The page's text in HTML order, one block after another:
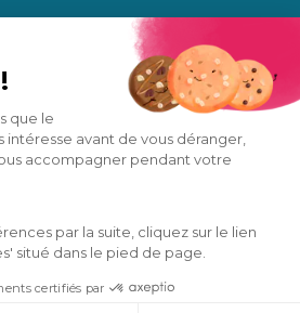
que le
avant de vous déranger,
accompagner pendant votre
par la suite, cliquez sur le lien
situé dans le pied de page.
certifiés par